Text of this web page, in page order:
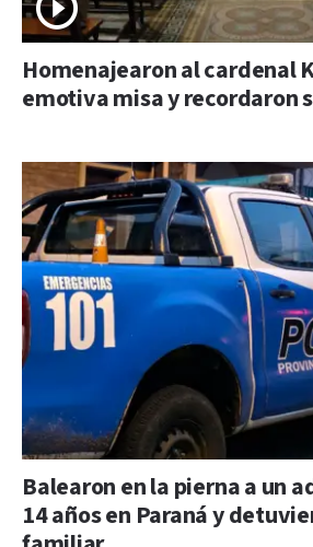
Homenajearon al cardenal
emotiva misa y recordaron
Balearon en la pierna a un
14 años en Paraná y